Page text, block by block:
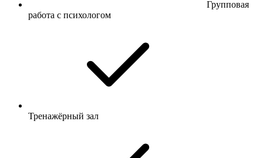
Групповая
работа с психологом
Тренажёрный зал